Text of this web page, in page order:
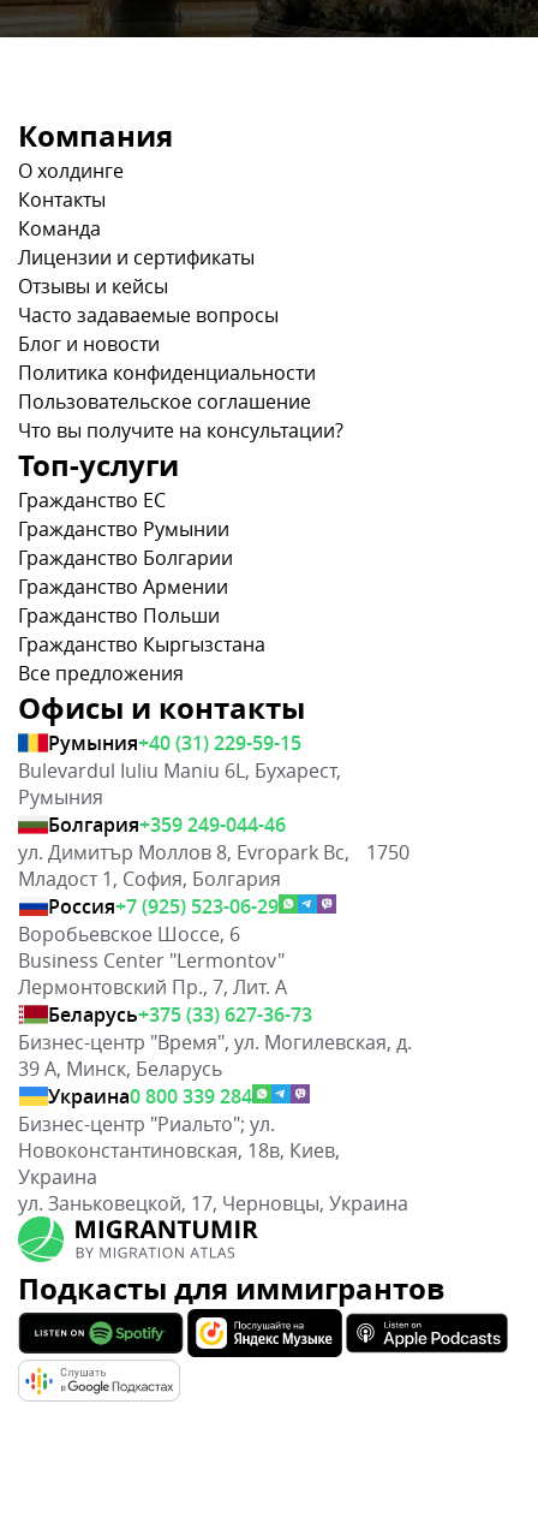
Подкасты для иммигрантов
Компания
О холдинге
Контакты
Команда
Лицензии и сертификаты
Отзывы и кейсы
Часто задаваемые вопросы
Блог и новости
Политика конфиденциальности
Пользовательское соглашение
Что вы получите на консультации?
Топ-услуги
Гражданство ЕС
Гражданство Румынии
Гражданство Болгарии
Гражданство Армении
Гражданство Польши
Гражданство Кыргызстана
Все предложения
Офисы и контакты
Румыния+40 (31) 229-59-15
Bulevardul Iuliu Maniu 6L, Бухарест,
Румыния
Болгария+359 249-044-46
ул. Димитър Моллов 8, Evropark Bc, 1750
Младост 1, София, Болгария
Россия+7 (925) 523-06-29
Воробьевское Шоссе, 6
Business Center "Lermontov"
Лермонтовский Пр., 7, Лит. А
Беларусь+375 (33) 627-36-73
Бизнес-центр "Время", ул. Могилевская, д.
39 А, Минск, Беларусь
Украина0 800 339 284
Бизнес-центр "Риальто"; ул.
Новоконстантиновская, 18в, Киев,
Украина
ул. Заньковецкой, 17, Черновцы, Украина